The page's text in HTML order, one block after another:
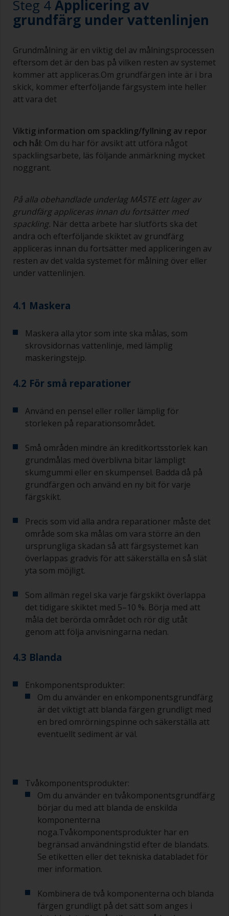
nersjunket område som kommer synas igenom
till ytan. Se till att undvika detta.
Steg 4Applicering av
grundfärg under vattenlinjen
Grundmålning är en viktig del av målningsprocessen
eftersom det är den bas på vilken resten av systemet
kommer att appliceras.Om grundfärgen inte är i bra
skick, kommer efterföljande färgsystem inte heller
att vara det
Viktig information om spackling/fyllning av repor
och hål: Om du har för avsikt att utföra något
spacklingsarbete, läs följande anmärkning mycket
noggrant.
På alla obehandlade underlag MÅSTE ett lager av
grundfärg appliceras innan du fortsätter med
spackling. När detta arbete har slutförts ska det
andra och efterföljande skiktet av grundfärg
appliceras innan du fortsätter med appliceringen av
resten av det valda systemet för målning över eller
under vattenlinjen.
4.1 Maskera
Maskera alla ytor som inte ska målas, som
skrovsidornas vattenlinje, med lämplig
maskeringstejp.
4.2 För små reparationer
Använd en pensel eller roller lämplig för
storleken på reparationsområdet.
Små områden mindre än kreditkortsstorlek kan
grundmålas med överblivna bitar lämpligt
skumgummi eller en skumpensel. Badda då på
grundfärgen och använd en ny bit för varje
färgskikt.
Precis som vid alla andra reparationer måste det
område som ska målas om vara större än den
ursprungliga skadan så att färgsystemet kan
överlappas gradvis för att säkerställa en så slät
yta som möjligt.
Som allmän regel ska varje färgskikt överlappa
det tidigare skiktet med 5–10 %. Börja med att
måla det berörda området och rör dig utåt
genom att följa anvisningarna nedan.
4.3 Blanda
Enkomponentsprodukter:
Om du använder en enkomponentsgrundfärg
är det viktigt att blanda färgen grundligt med
en bred omrörningspinne och säkerställa att
eventuellt sediment är väl.
Tvåkomponentsprodukter:
Om du använder en tvåkomponentsgrundfärg
börjar du med att blanda de enskilda
komponenterna
noga.Tvåkomponentsprodukter har en
begränsad användningstid efter de blandats.
Se etiketten eller det tekniska databladet för
mer information.
Kombinera de två komponenterna och blanda
färgen grundligt på det sätt som anges i